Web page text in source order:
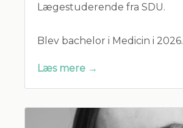
Lægestuderende fra SDU.
Blev bachelor i Medicin i 2026.
Læs mere →